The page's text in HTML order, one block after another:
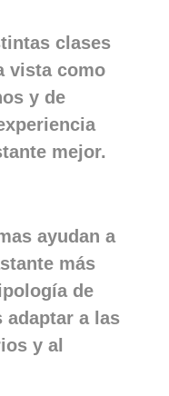
clases
vista como
y de
mejor.
ayudan a
más
de
adaptar a las
y al